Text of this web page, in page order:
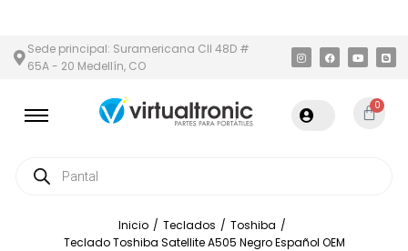
Sede principal: Suramericana Cll 48D #
65A - 20 Medellín, CO
0
Inicio / Teclados / Toshiba /
Teclado Toshiba Satellite A505 Negro Español OEM